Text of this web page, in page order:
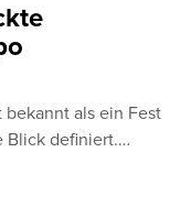
bekannt als ein Fest
Blick definiert.…